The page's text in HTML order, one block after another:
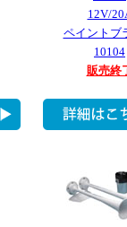
12V/
ペイントブ
10104
販売終